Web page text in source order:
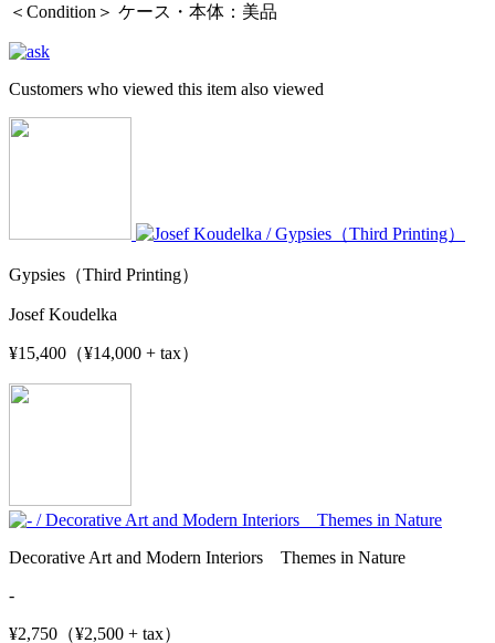
＜Condition＞ ケース・本体：美品
Customers who viewed this item also viewed
Gypsies（Third Printing）
Josef Koudelka
¥15,400（¥14,000 + tax）
Decorative Art and Modern Interiors Themes in Nature
-
¥2,750（¥2,500 + tax）